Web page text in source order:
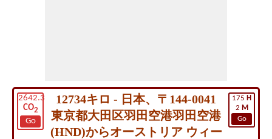
2642.3
CO2
Go
175 H
2 M
Go
12734キロ - 日本、〒144-0041
東京都大田区羽田空港羽田空港
(HND)からオーストリア ウィー